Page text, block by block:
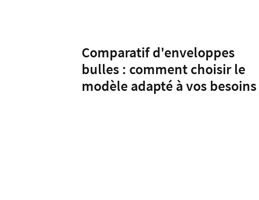
Comparatif d'enveloppes
bulles : comment choisir le
modèle adapté à vos besoins